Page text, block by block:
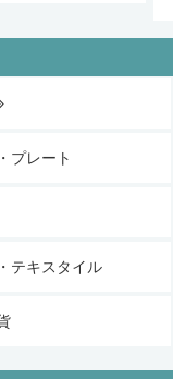
プレート
テキスタイル